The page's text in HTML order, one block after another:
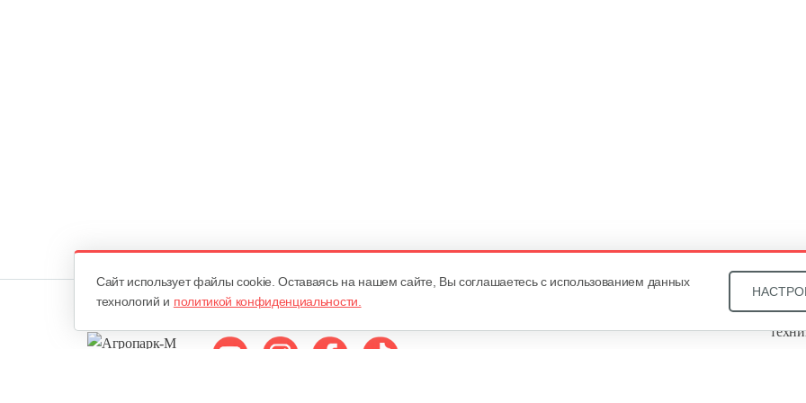
Cайт использует файлы cookie. Оставаясь на нашем сайте, Вы соглашаетесь с использованием данных
технологий и политикой конфиденциальности.